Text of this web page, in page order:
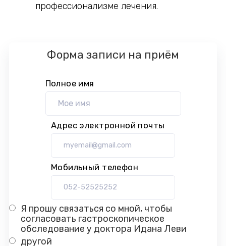
профессионализме лечения.
Форма записи на приём
Полное имя
Адрес электронной почты
Мобильный телефон
Я прошу связаться со мной, чтобы
согласовать гастроскопическое
обследование у доктора Идана Леви
другой